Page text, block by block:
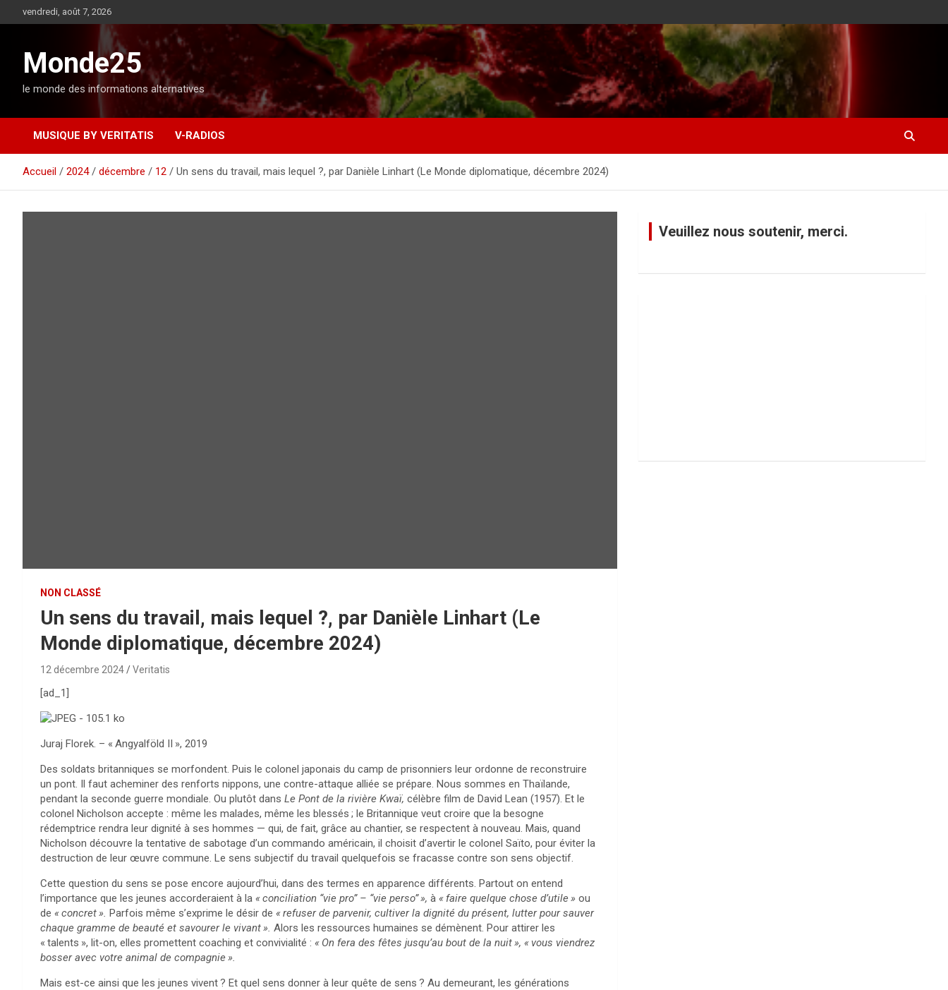
l
t
vendredi, août 7, 2026
Monde25
le monde des informations alternatives
MUSIQUE BY VERITATIS V-RADIOS
Accueil 2024 décembre 12 Un sens du travail, mais lequel ?, par Danièle Linhart (Le Monde diplomatique, décembre 2024)
NON CLASSÉ
Un sens du travail, mais lequel ?, par Danièle Linhart (Le
Monde diplomatique, décembre 2024)
12 décembre 2024 Veritatis
[ad_1]
Juraj Florek. – « Angyalföld II », 2019
Des soldats britanniques se morfondent. Puis le colonel japonais du camp de prisonniers leur ordonne de reconstruire
un pont. Il faut acheminer des renforts nippons, une contre-attaque alliée se prépare. Nous sommes en Thaïlande,
pendant la seconde guerre mondiale. Ou plutôt dans Le Pont de la rivière Kwaï, célèbre film de David Lean (1957). Et le
colonel Nicholson accepte : même les malades, même les blessés ; le Britannique veut croire que la besogne
rédemptrice rendra leur dignité à ses hommes — qui, de fait, grâce au chantier, se respectent à nouveau. Mais, quand
Nicholson découvre la tentative de sabotage d’un commando américain, il choisit d’avertir le colonel Saïto, pour éviter la
destruction de leur œuvre commune. Le sens subjectif du travail quelquefois se fracasse contre son sens objectif.
Cette question du sens se pose encore aujourd’hui, dans des termes en apparence différents. Partout on entend
l’importance que les jeunes accorderaient à la «conciliation “vie pro” – “vie perso”», à « faire quelque chose d’utile » ou
de «concret». Parfois même s’exprime le désir de «refuser de parvenir, cultiver la dignité du présent, lutter pour sauver
chaque gramme de beauté et savourer le vivant». Alors les ressources humaines se démènent. Pour attirer les
« talents », lit-on, elles promettent coaching et convivialité : « On fera des fêtes jusqu’au bout de la nuit», « vous viendrez
bosser avec votre animal de compagnie ».
Mais est-ce ainsi que les jeunes vivent? Et quel sens donner à leur quête de sens ? Au demeurant, les générations
Veuillez nous soutenir, merci.